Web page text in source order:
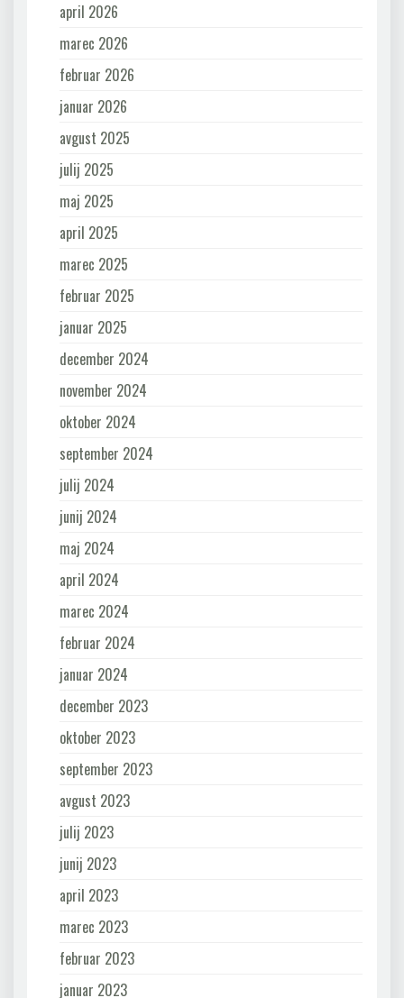
april 2026
marec 2026
februar 2026
januar 2026
avgust 2025
julij 2025
maj 2025
april 2025
marec 2025
februar 2025
januar 2025
december 2024
november 2024
oktober 2024
september 2024
julij 2024
junij 2024
maj 2024
april 2024
marec 2024
februar 2024
januar 2024
december 2023
oktober 2023
september 2023
avgust 2023
julij 2023
junij 2023
april 2023
marec 2023
februar 2023
januar 2023